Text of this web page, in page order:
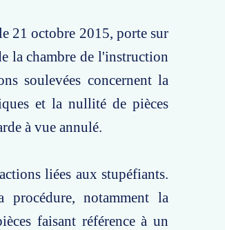
21 octobre 2015, porte sur
la chambre de l'instruction
soulevées concernent la
et la nullité de pièces
à vue annulé.
liées aux stupéfiants.
notamment la
faisant référence à un